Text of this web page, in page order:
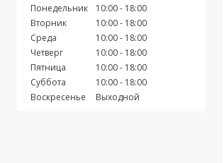
Понедельник 10:00
18:00
Вторник
10:00
18:00
Среда
10:00
18:00
Четверг
10:00
18:00
Пятница
10:00
18:00
Суббота
10:00
18:00
Воскресенье
Выходной